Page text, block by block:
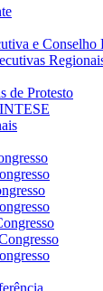
e Conselho
de Protesto